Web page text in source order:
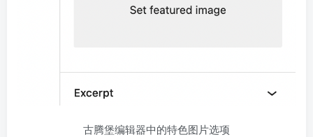
古腾堡编辑器中的特色图片选项